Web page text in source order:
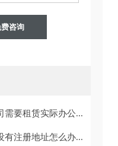
咨询
需要租赁实际办公...
有注册地址怎么办...